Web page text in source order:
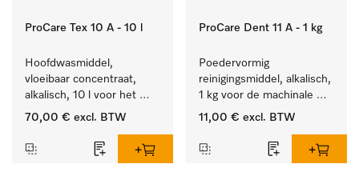
ProCare Tex 10 A - 10 l
Hoofdwasmiddel,
vloeibaar concentraat,
alkalisch, 10 l voor het
reinigen van wit wasgoed
70,00 € excl. BTW
ProCare Dent 11 A - 1 kg
Poedervormig
reinigingsmiddel, alkalisch,
1 kg voor de machinale
behandeling van
instrumenten.
11,00 € excl. BTW